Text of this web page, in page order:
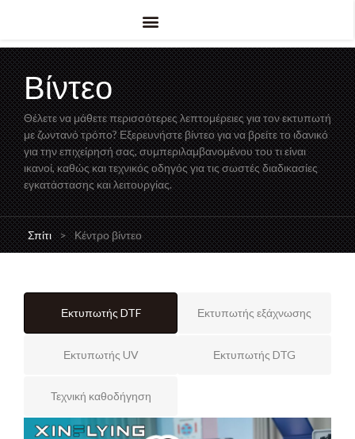
Βίντεο
Θέλετε να μάθετε περισσότερες λεπτομέρειες για τον εκτυπωτή
με ζωντανό τρόπο? Εξερευνήστε βίντεο για να βρείτε το ιδανικό
για την επιχείρησή σας, συμπεριλαμβανομένου του τι είναι
ικανοί, καθώς και τεχνικός οδηγός για τις σωστές διαδικασίες
εγκατάστασης και λειτουργίας.
Σπίτι > Κέντρο βίντεο
Εκτυπωτής DTF Εκτυπωτής εξάχνωσης
Εκτυπωτής UV Εκτυπωτής DTG
Τεχνική καθοδήγηση